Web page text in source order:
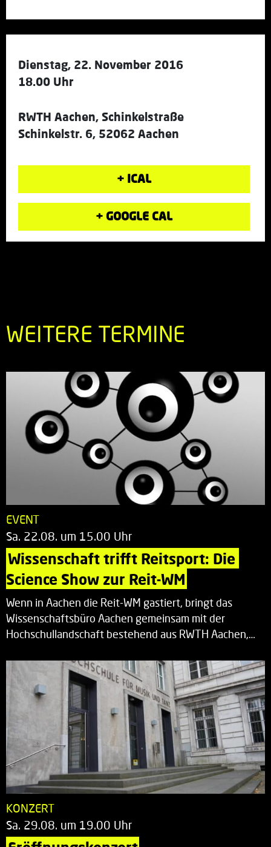
Dienstag, 22. November 2016
18.00 Uhr
RWTH Aachen, Schinkelstraße
Schinkelstr. 6, 52062 Aachen
+ ICAL
+ GOOGLE CAL
WEITERE TERMINE
EVENT
Sa. 22.08. um 15.00 Uhr
Wissenschaft trifft Reitsport: Die
Science Show zur Reit-WM
Wenn in Aachen die Reit-WM gastiert, bringt das
Wissenschaftsbüro Aachen gemeinsam mit der
Hochschullandschaft bestehend aus RWTH Aachen,…
KONZERT
Sa. 29.08. um 19.00 Uhr